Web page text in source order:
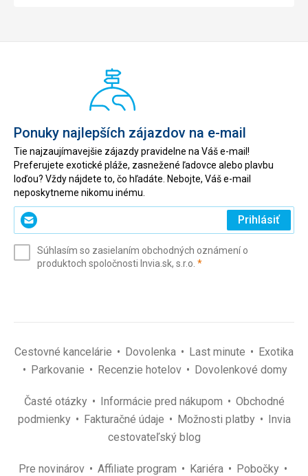
Ponuky najlepších zájazdov na e-mail
Tie najzaujímavejšie zájazdy pravidelne na Váš e-mail!
Preferujete exotické pláže, zasnežené ľadovce alebo plavbu
loďou? Vždy nájdete to, čo hľadáte. Nebojte, Váš e-mail
neposkytneme nikomu inému.
Zadajte
svoj
(povinné)
Prihlásiť
Súhlasím so zasielaním obchodných oznámení o
produktoch spoločnosti Invia.sk, s.r.o. *(povinné)
Cestovné kancelárie Dovolenka Last minute
Exotika
Parkovanie
Recenzie hotelov Dovolenkové domy
Časté otázky Informácie pred nákupom
Obchodné
podmienky
Fakturačné údaje Možnosti platby
Invia
cestovateľský blog
Pre novinárov Affiliate program Kariéra
Pobočky